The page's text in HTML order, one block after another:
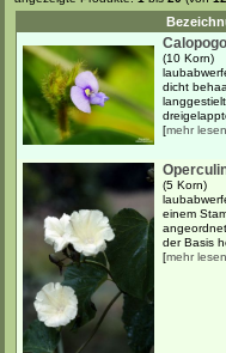
(10 Korn)
dicht
[mehr lesen
(5 Korn)
einem
der Basis
[mehr lesen